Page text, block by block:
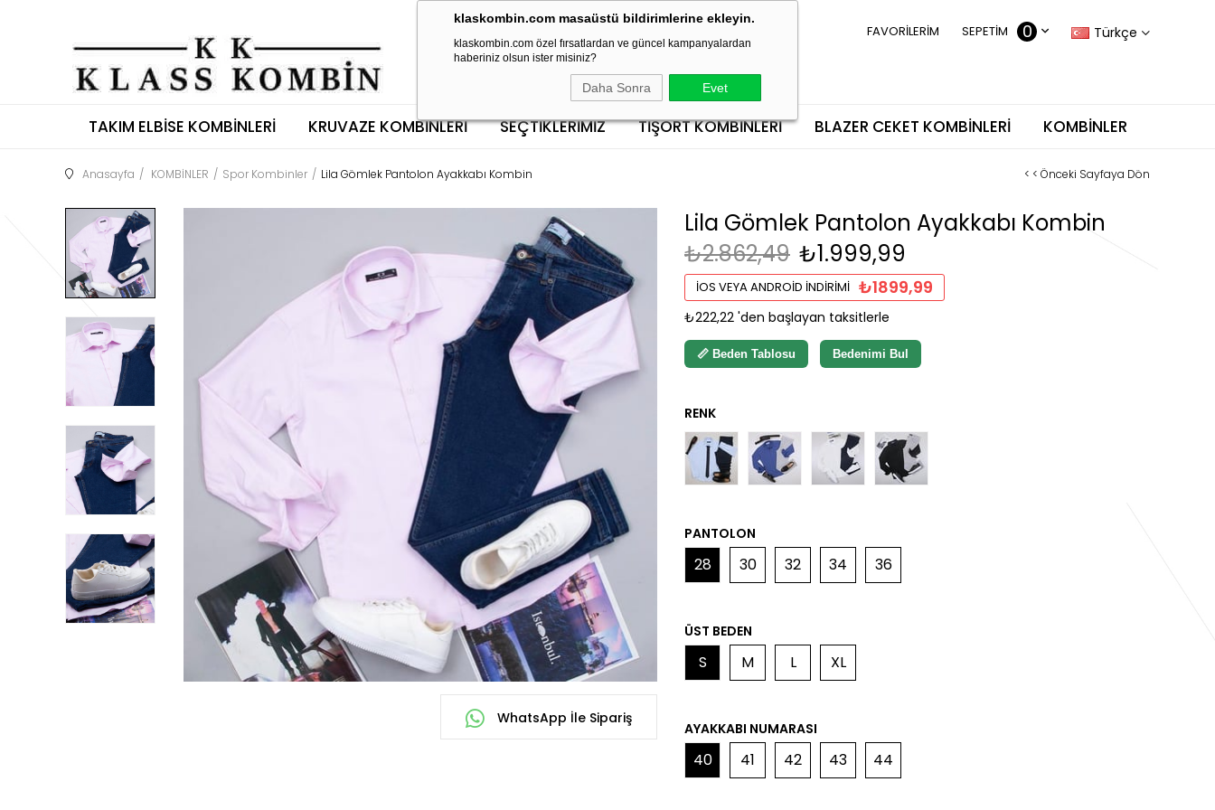
klaskombin.com masaüstü bildirimlerine ekleyin.
klaskombin.com özel fırsatlardan ve güncel kampanyalardan
haberiniz olsun ister misiniz?
Daha Sonra Evet
Türkçe
SEPETIM 0
FAVORILERIM
TAKIM ELBISE KOMBINLERI KRUVAZE KOMBINLERI SEÇTİKLERİMİZ TIŞÖRT KOMBINLERI BLAZER CEKET KOMBINLERI KOMBINLER
Anasayfa KOMBİNLER Spor Kombinler Lila Gömlek Pantolon Ayakkabı Kombin < < Önceki Sayfaya Dön
WhatsApp İle Sipariş
Lila Gömlek Pantolon Ayakkabı Kombin
₺2.862,49 ₺1.999,99
İOS VEYA ANDROID İNDIRIMI ₺1899,99
₺222,22 'den başlayan taksitlerle
📏 Beden Tablosu Bedenimi Bul
PANTOLON
28 30 32 34 36
ÜST BEDEN
S M L XL
AYAKKABI NUMARASI
40 41 42 43 44